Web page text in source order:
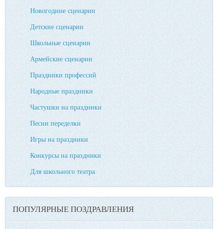
Новогодние сценарии
Детские сценарии
Школьные сценарии
Армейские сценарии
Праздники профессий
Народные праздники
Частушки на праздники
Песни переделки
Игры на праздники
Конкурсы на праздники
Для школьного театра
ПОПУЛЯРНЫЕ ПОЗДРАВЛЕНИЯ